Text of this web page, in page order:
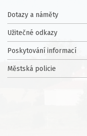
Dotazy a náměty
Užitečné odkazy
Poskytování informací
Městská policie